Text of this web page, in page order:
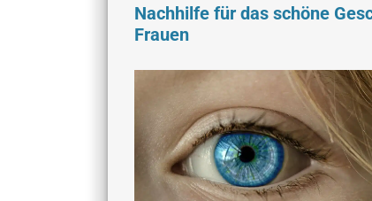
Nachhilfe für das schöne
Frauen